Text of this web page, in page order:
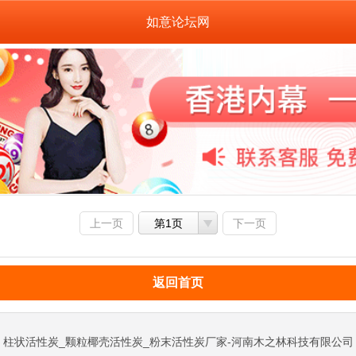
如意论坛网
上一页 第1页 下一页
返回首页
柱状活性炭_颗粒椰壳活性炭_粉末活性炭厂家-河南木之林科技有限公司